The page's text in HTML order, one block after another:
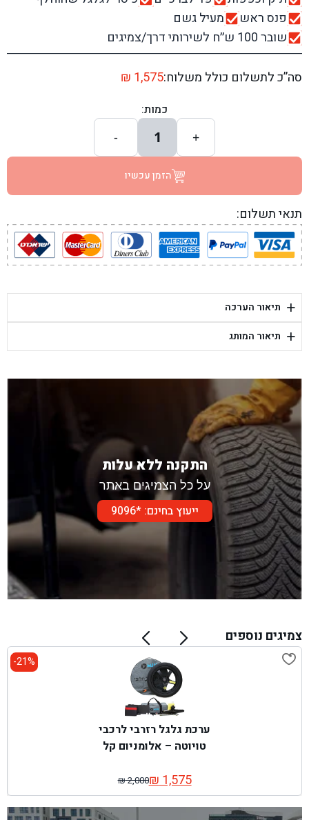
פנס ראש
מעיל גשם
שובר 100 ש׳׳ח לשירותי דרך/צמיגים
סה”כ לתשלום כולל משלוח: ₪ 1,575
כמות:
+
1
-
הזמן עכשיו
תנאי תשלום:
+ תיאור הערכה
+ תיאור המותג
התקנה ללא עלות
על כל הצמיגים באתר
ייעוץ בחינם: *9096
צמיגים נוספים
21%-
ערכת גלגל רזרבי לרכבי
טויוטה – אלומניום קל
₪2,000
המחיר
המקורי
₪1,575
המחיר
הנוכחי